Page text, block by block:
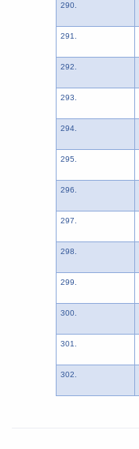
290.
291.
292.
293.
294.
295.
296.
297.
298.
299.
300.
301.
302.